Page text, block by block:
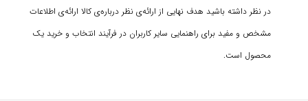
در نظر داشته باشید هدف نهایی از ارائه‌ی نظر درباره‌ی کالا ارائه‌ی اطلاعات
مشخص و مفید برای راهنمایی سایر کاربران در فرآیند انتخاب و خرید یک
محصول است.